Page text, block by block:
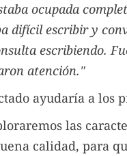
ocupada
difícil escribir y
escribiendo.
atención."
ayudaría a los
las
calidad, para